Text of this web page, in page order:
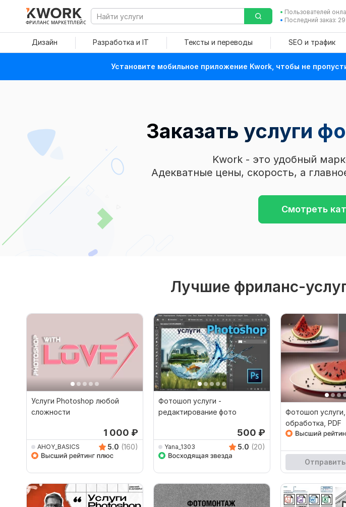
ФРИЛАНС МАРКЕТПЛЕЙС
Пользователей
Последний заказ:
Дизайн Разработка и IT Тексты и переводы SEO и трафик
Установите мобильное приложение Kwork, чтобы не
Заказать услуги
Kwork - это удобный
Адекватные цены, скорость, а
Смотреть
Лучшие фриланс-
Услуги Photoshop любой
сложности
1 000 ₽
AHOY_BASICS 5.0 (160)
Фотошоп услуги -
редактирование фото
500 ₽
Yana_1303 5.0 (20)
Кворк остановлен
Фотошоп
обработка, PDF